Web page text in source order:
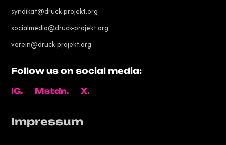
syndikat@druck-projekt.org
socialmedia@druck-projekt.org
verein@druck-projekt.org
Follow us on social media:
IG. Mstdn. X.
Impressum